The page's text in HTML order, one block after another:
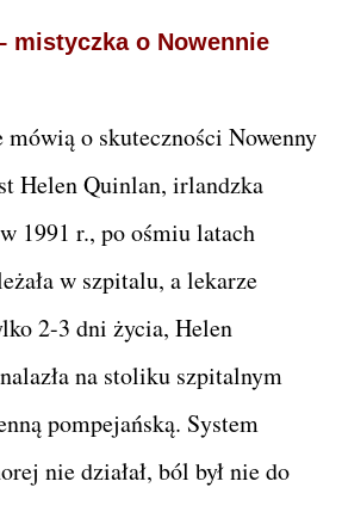
mistyczka o Nowennie
o skuteczności Nowenny
Helen Quinlan, irlandzka
1991 r., po ośmiu latach
w szpitalu, a lekarze
2-3 dni życia, Helen
na stoliku szpitalnym
pompejańską. System
nie działał, ból był nie do